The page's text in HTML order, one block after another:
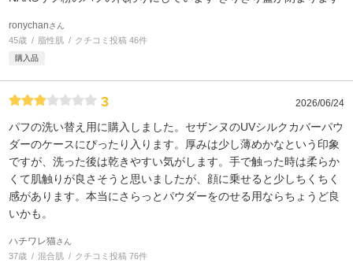
ronychanさん
45歳 脂性肌 クチコミ投稿 46件
購入品
3 2026/06/24
パフの洗い替え用に購入しました。セザンヌのUVシルクカバーパウ
ダーのケースにぴったり入ります。厚みは少し薄めかなという印象
ですが、洗った後は乾きやすい気がします。手で触った時は柔らか
くて肌触りが良さそうと思いましたが、顔に乗せると少しちくちく
感があります。本当にさらっとパウダーをのせる用ならちょうど良
いかも。
ハチワレ猫さん
37歳 混合肌 クチコミ投稿 76件